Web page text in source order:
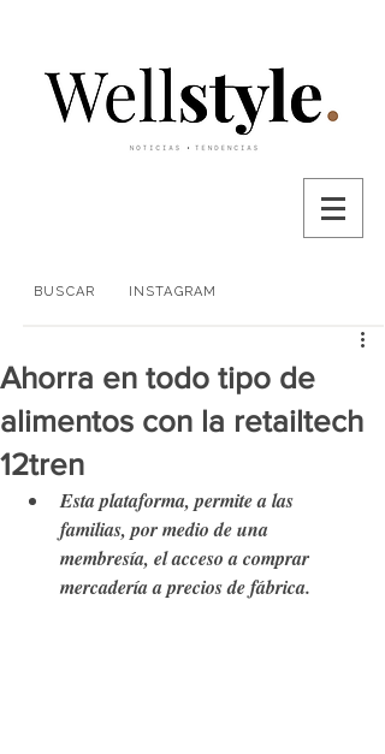
BUSCAR INSTAGRAM
Ahorra en todo tipo de
alimentos con la retailtech
12tren
Esta plataforma, permite a las
familias, por medio de una
membresía, el acceso a comprar
mercadería a precios de fábrica.